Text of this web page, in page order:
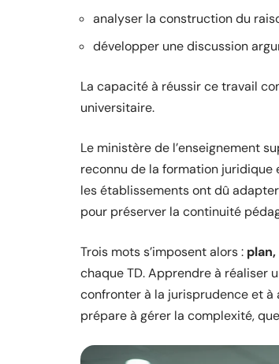
analyser la construction du
développer une discussion
La capacité à réussir ce travail
universitaire.
Le ministère de l’enseignement
reconnu de la formation juridique
les établissements ont dû
pour préserver la continuité
Trois mots s’imposent alors :
chaque TD. Apprendre à réaliser
confronter à la jurisprudence et
prépare à gérer la complexité,